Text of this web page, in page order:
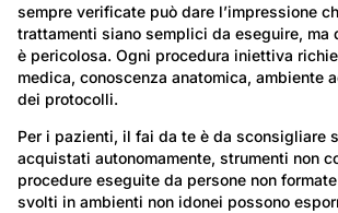
sempre verificate può dare l’impressione
trattamenti siano semplici da eseguire, ma
è pericolosa. Ogni procedura iniettiva
medica, conoscenza anatomica, ambiente
dei protocolli.
Per i pazienti, il fai da te è da sconsigliare
acquistati autonomamente, strumenti non
procedure eseguite da persone non
svolti in ambienti non idonei possono